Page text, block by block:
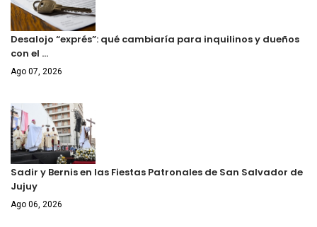
Desalojo “exprés”: qué cambiaría para inquilinos y dueños
con el …
Ago 07, 2026
Sadir y Bernis en las Fiestas Patronales de San Salvador de
Jujuy
Ago 06, 2026